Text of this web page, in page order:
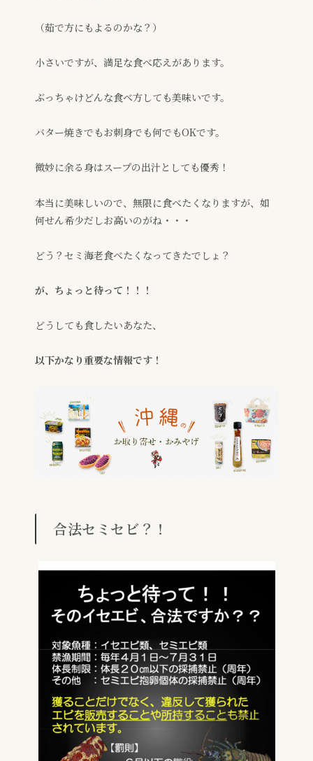
（茹で方にもよるのかな？）
小さいですが、満足な食べ応えがあります。
ぶっちゃけどんな食べ方しても美味いです。
バター焼きでもお刺身でも何でもOKです。
微妙に余る身はスープの出汁としても優秀！
本当に美味しいので、無限に食べたくなりますが、如
何せん希少だしお高いのがね・・・
どう？セミ海老食べたくなってきたでしょ？
が、ちょっと待って！！！
どうしても食したいあなた、
以下かなり重要な情報です！
合法セミセビ？！